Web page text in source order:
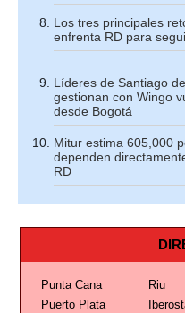
Los tres principales
enfrenta RD para
Líderes de Santiago
gestionan con Wingo
desde Bogotá
Mitur estima 605,000
dependen
RD
Punta Cana Riu
Puerto Plata